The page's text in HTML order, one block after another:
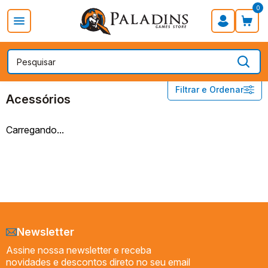
0
PROMOÇÃO DIA DOS PAIS Board Games Card Games
Filtrar e Ordenar
DISNEY LORCANA
Acessórios
Acessórios
Booster Box
Acessórios
Carregando...
Newsletter
Assine nossa newsletter e receba
novidades e descontos direto no seu email